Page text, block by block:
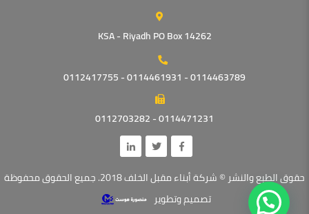
KSA - Riyadh PO Box 14262
0114463789 - 0114461931 - 0112417755
0114471231 - 0112703282
حقوق الطبع والنشر © شركة أبناء مقبل الخلف 2018. جميع الحقوق محفوظة
تصميم وتطوير